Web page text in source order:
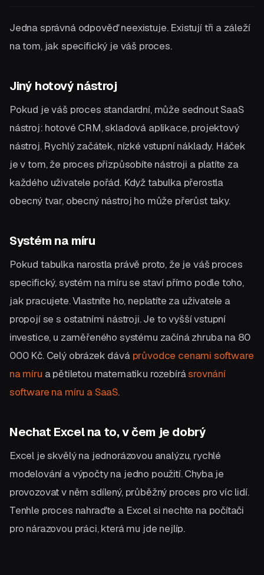
Jedna správná odpověď neexistuje. Existují tři a záleží
na tom, jak specifický je váš proces.
Jiný hotový nástroj
Pokud je váš proces standardní, může sednout SaaS
nástroj: hotové CRM, skladová aplikace, projektový
nástroj. Rychlý začátek, nízké vstupní náklady. Háček
je v tom, že proces přizpůsobíte nástroji a platíte za
každého uživatele pořád. Když tabulka přerostla
obecný tvar, obecný nástroj ho může přerůst taky.
Systém na míru
Pokud tabulka narostla právě proto, že je váš proces
specifický, systém na míru se staví přímo podle toho,
jak pracujete. Vlastníte ho, neplatíte za uživatele a
propojí se s ostatními nástroji. Je to vyšší vstupní
investice, u zaměřeného systému začíná zhruba na 80
000 Kč. Celý obrázek dává průvodce cenami software
na míru a pětiletou matematiku rozebírásrovnání
software na míru a SaaS.
Nechat Excel na to, v čem je dobrý
Excel je skvělý na jednorázovou analýzu, rychlé
modelování a výpočty na jedno použití. Chyba je
provozovat v něm sdílený, průběžný proces pro víc lidí.
Tenhle proces nahraďte a Excel si nechte na počítači
pro nárazovou práci, která mu jde nejlíp.